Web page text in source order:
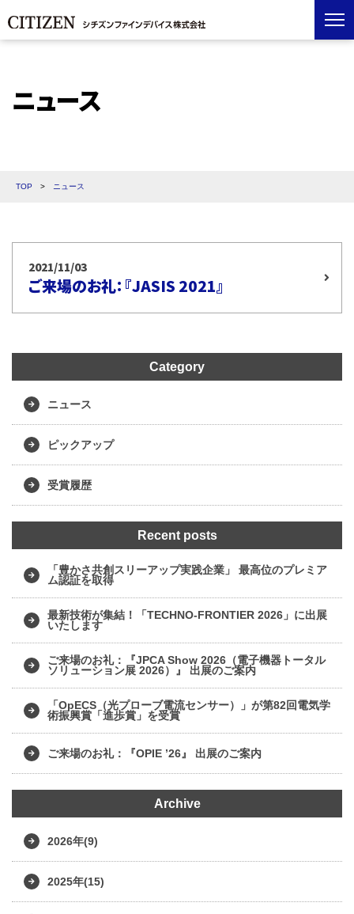
ニュース
TOP > ニュース
2021/11/03
ご来場のお礼：『JASIS 2021』
Category
ニュース
ピックアップ
受賞履歴
Recent posts
「豊かさ共創スリーアップ実践企業」 最高位のプレミア
ム認証を取得
最新技術が集結！「TECHNO-FRONTIER 2026」に出展
いたします
ご来場のお礼：『JPCA Show 2026（電子機器トータル
ソリューション展 2026）』 出展のご案内
「OpECS（光プローブ電流センサー）」が第82回電気学
術振興賞「進歩賞」を受賞
ご来場のお礼：『OPIE ’26』 出展のご案内
Archive
2026年(9)
2025年(15)